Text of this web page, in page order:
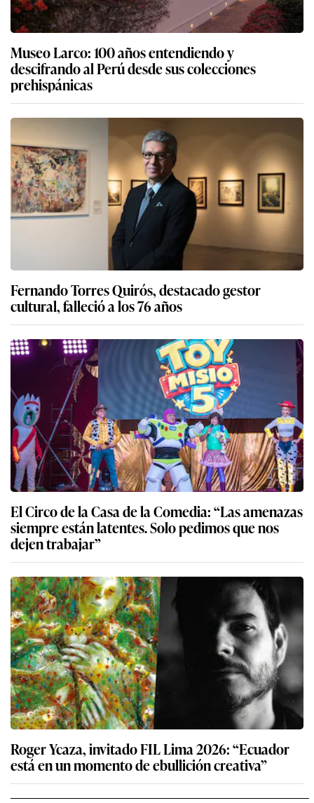
Museo Larco: 100 años entendiendo y
descifrando al Perú desde sus colecciones
prehispánicas
Fernando Torres Quirós, destacado gestor
cultural, falleció a los 76 años
El Circo de la Casa de la Comedia: “Las amenazas
siempre están latentes. Solo pedimos que nos
dejen trabajar”
Roger Ycaza, invitado FIL Lima 2026: “Ecuador
está en un momento de ebullición creativa”